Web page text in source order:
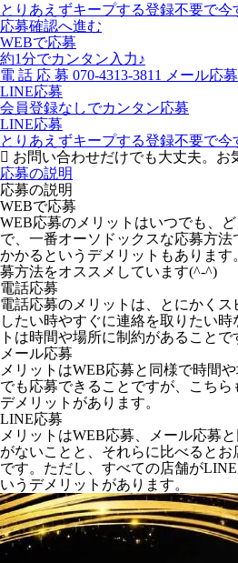
とりあえずキープする登録不要で今
応募確認へ進む
WEBで応募
約1分でカンタン入力♪
電 話 応 募 070-4313-3811 メール応募
LINE応募
会員登録なしでカンタン応募
LINE応募
とりあえずキープする登録不要で今
お問い合わせだけでも大丈夫。お
応募の説明
応募の説明
WEBで応募
WEB応募のメリットはいつでも、
で、一番オーソドックスな応募方
かかるというデメリットもありま
募方法をオススメしています(^-^)
電話応募
電話応募のメリットは、とにかく
したい時やすぐに連絡を取りたい
トは時間や場所に制約があることで
メール応募
メリットはWEB応募と同様で時間
でも応募できることですが、こちら
デメリットがあります。
LINE応募
メリットはWEB応募、メール応募
がないことと、それらに比べるとお
です。ただし、すべての店舗が
いうデメリットがあります。